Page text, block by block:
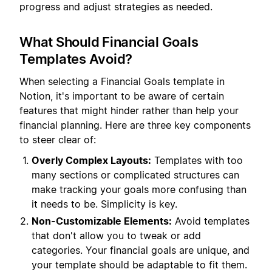
progress and adjust strategies as needed.
What Should Financial Goals
Templates Avoid?
When selecting a Financial Goals template in
Notion, it's important to be aware of certain
features that might hinder rather than help your
financial planning. Here are three key components
to steer clear of:
Overly Complex Layouts: Templates with too
many sections or complicated structures can
make tracking your goals more confusing than
it needs to be. Simplicity is key.
Non-Customizable Elements: Avoid templates
that don't allow you to tweak or add
categories. Your financial goals are unique, and
your template should be adaptable to fit them.